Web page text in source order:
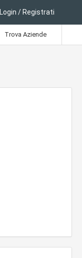
Login / Registrati
Trova Aziende